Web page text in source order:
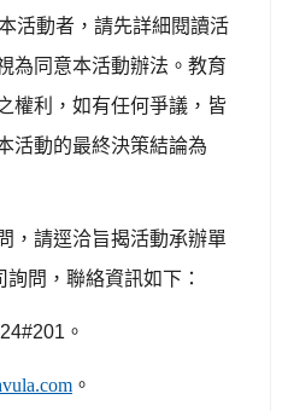
活動者，請先詳細閱讀活
為同意本活動辦法。教育
權利，如有任何爭議，皆
活動的最終決策結論為
，請逕洽旨揭活動承辦單
問，聯絡資訊如下：
。
。